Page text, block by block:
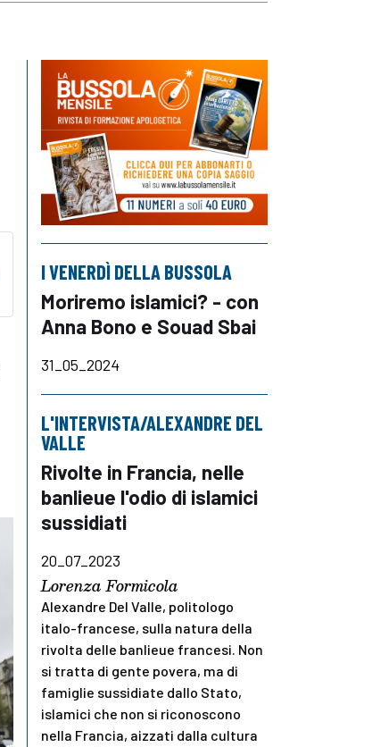
I VENERDÌ DELLA BUSSOLA
Moriremo islamici? - con
Anna Bono e Souad Sbai
31_05_2024
L'INTERVISTA/ALEXANDRE DEL
VALLE
Rivolte in Francia, nelle
banlieue l'odio di islamici
sussidiati
20_07_2023
Lorenza Formicola
Alexandre Del Valle, politologo
italo-francese, sulla natura della
rivolta delle banlieue francesi. Non
si tratta di gente povera, ma di
famiglie sussidiate dallo Stato,
islamici che non si riconoscono
nella Francia, aizzati dalla cultura